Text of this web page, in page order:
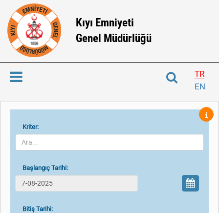
Kıyı Emniyeti
Genel Müdürlüğü
TR
EN
Kriter:
Başlangıç Tarihi:
Bitiş Tarihi: